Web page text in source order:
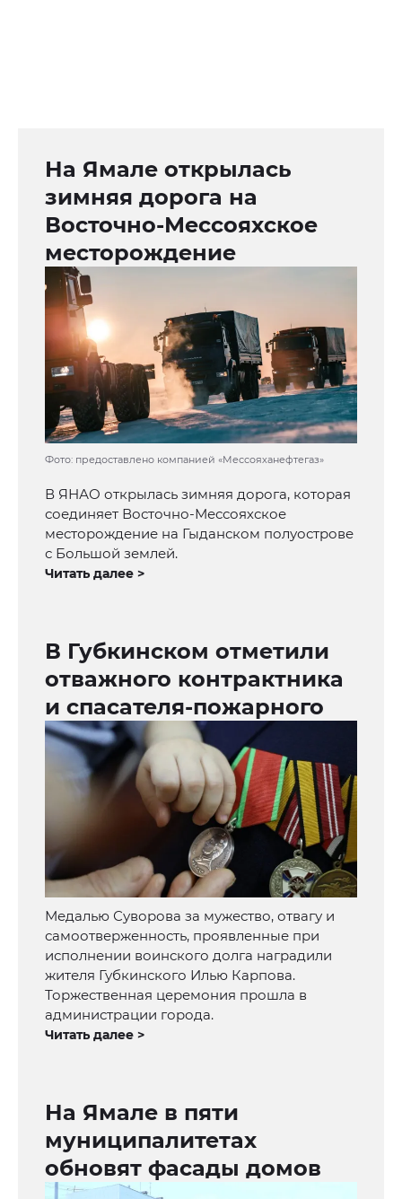
На Ямале открылась
зимняя дорога на
Восточно-Мессояхское
месторождение
Фото: предоставлено компанией «Мессояханефтегаз»
В ЯНАО открылась зимняя дорога, которая
соединяет Восточно-Мессояхское
месторождение на Гыданском полуострове
с Большой землей.
Читать далее >
В Губкинском отметили
отважного контрактника
и спасателя-пожарного
Медалью Суворова за мужество, отвагу и
самоотверженность, проявленные при
исполнении воинского долга наградили
жителя Губкинского Илью Карпова.
Торжественная церемония прошла в
администрации города.
Читать далее >
На Ямале в пяти
муниципалитетах
обновят фасады домов